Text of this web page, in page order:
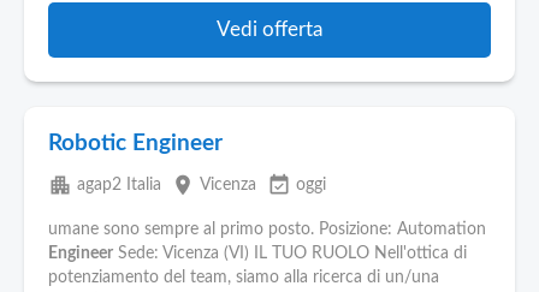
Vedi offerta
Robotic Engineer
apartment agap2 Italia place Vicenza event_available oggi
umane sono sempre al primo posto. Posizione: Automation
Engineer Sede: Vicenza (VI) IL TUO RUOLO Nell'ottica di
potenziamento del team, siamo alla ricerca di un/una